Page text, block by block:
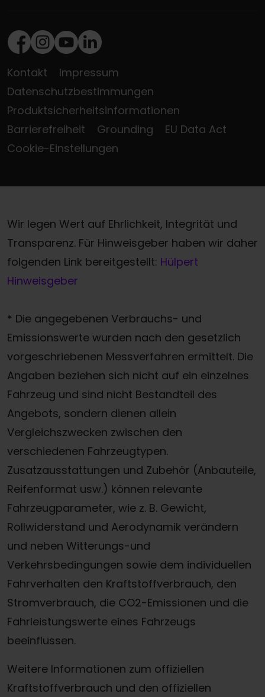
Facebook
Instagram
Youtube
LinkedIn
Kontakt
Impressum
Datenschutzbestimmungen
Produktsicherheitsinformationen
Barrierefreiheit
Grounding
EU Data Act
Cookie-Einstellungen
Wir legen Wert auf Ehrlichkeit, Integrität und
Transparenz. Für Hinweisgeber haben wir daher
folgenden Link bereitgestellt: Hülpert
Hinweisgeber
* Die angegebenen Verbrauchs- und
Emissionswerte wurden nach den gesetzlich
vorgeschriebenen Messverfahren ermittelt. Die
Angaben beziehen sich nicht auf ein einzelnes
Fahrzeug und sind nicht Bestandteil des
Angebots, sondern dienen allein
Vergleichszwecken zwischen den
verschiedenen Fahrzeugtypen.
Zusatzausstattungen und Zubehör (Anbauteile,
Reifenformat usw.) können relevante
Fahrzeugparameter, wie z. B. Gewicht,
Rollwiderstand und Aerodynamik verändern
und neben Witterungs-und
Verkehrsbedingungen sowie dem individuellen
Fahrverhalten den Kraftstoffverbrauch, den
Stromverbrauch, die CO2-Emissionen und die
Fahrleistungswerte eines Fahrzeugs
beeinflussen.
Weitere Informationen zum offiziellen
Kraftstoffverbrauch und den offiziellen